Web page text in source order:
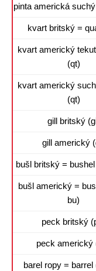
pinta americká
kvart britský =
kvart americký
(qt)
kvart americký
(qt)
gill britský
gill americký
bušl britský =
bušl americký =
bu)
peck britský
peck americký
barel ropy = barrel